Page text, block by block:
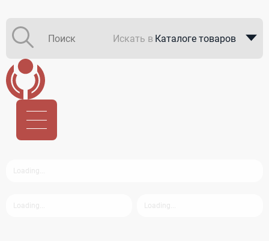
Искать в Каталоге товаров